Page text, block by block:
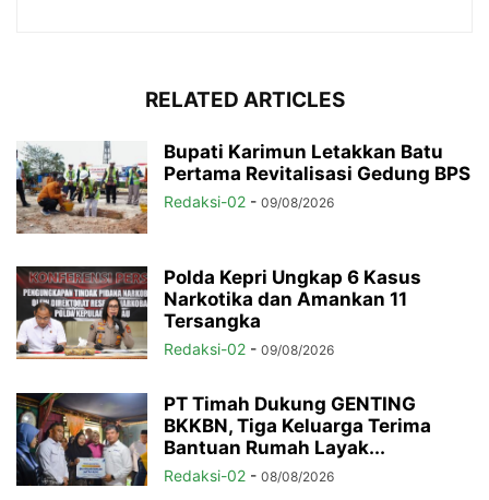
RELATED ARTICLES
Bupati Karimun Letakkan Batu
Pertama Revitalisasi Gedung BPS
Redaksi-02 - 09/08/2026
Polda Kepri Ungkap 6 Kasus
Narkotika dan Amankan 11
Tersangka
Redaksi-02 - 09/08/2026
PT Timah Dukung GENTING
BKKBN, Tiga Keluarga Terima
Bantuan Rumah Layak...
Redaksi-02 - 08/08/2026